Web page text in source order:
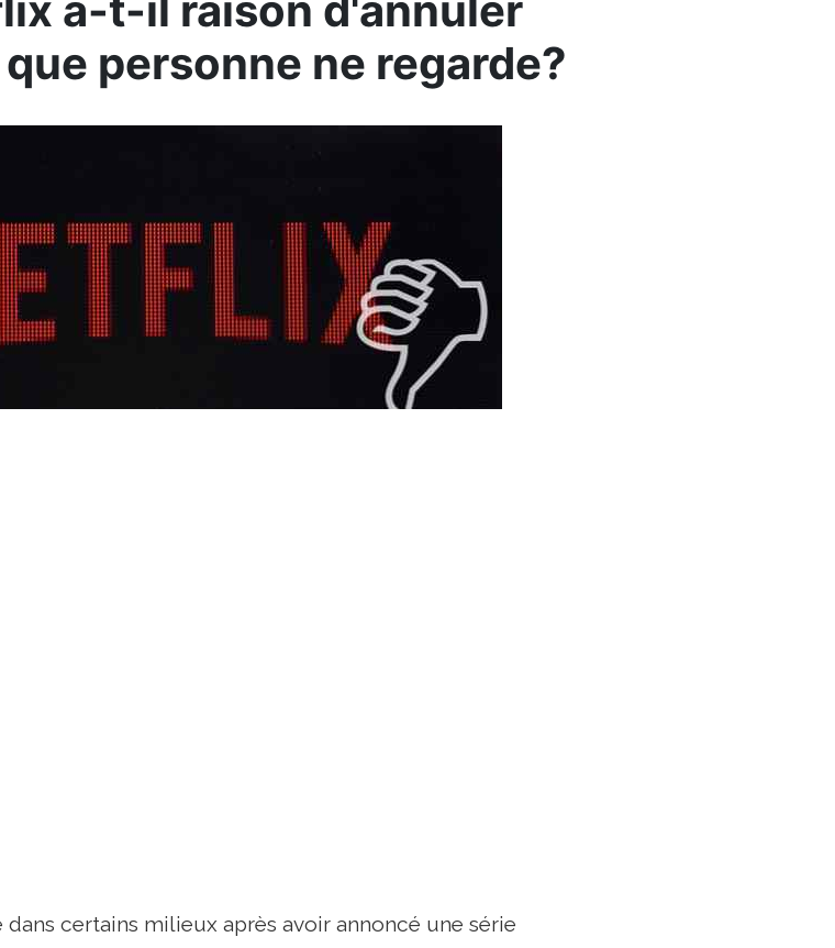
personne ne regarde?
certains milieux après avoir annoncé une série